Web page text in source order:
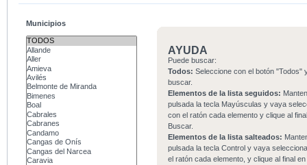
Municipios
AYUDA
Puede buscar:
Todos: Seleccione con el botón "Todos"
buscar.
Elementos de la lista seguidos:
pulsada la tecla Mayúsculas y vaya
con el ratón cada elemento y clique al
Buscar.
Elementos de la lista salteados:
pulsada la tecla Control y vaya
el ratón cada elemento, y clique al final